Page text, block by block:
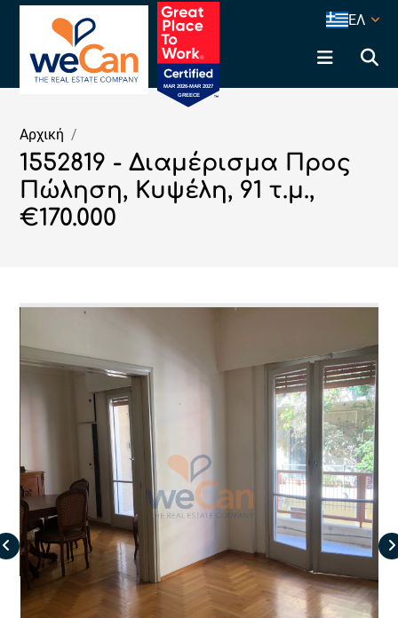
ΕΛ
Αρχική
1552819 - Διαμέρισμα Προς
Πώληση, Κυψέλη, 91 τ.μ.,
€170.000